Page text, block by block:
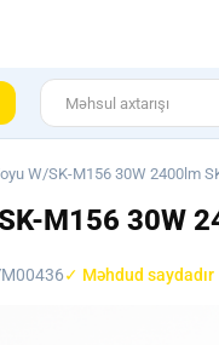
W/SK-M156 30W 2400lm
M156 30W
✓ Məhdud saydadır